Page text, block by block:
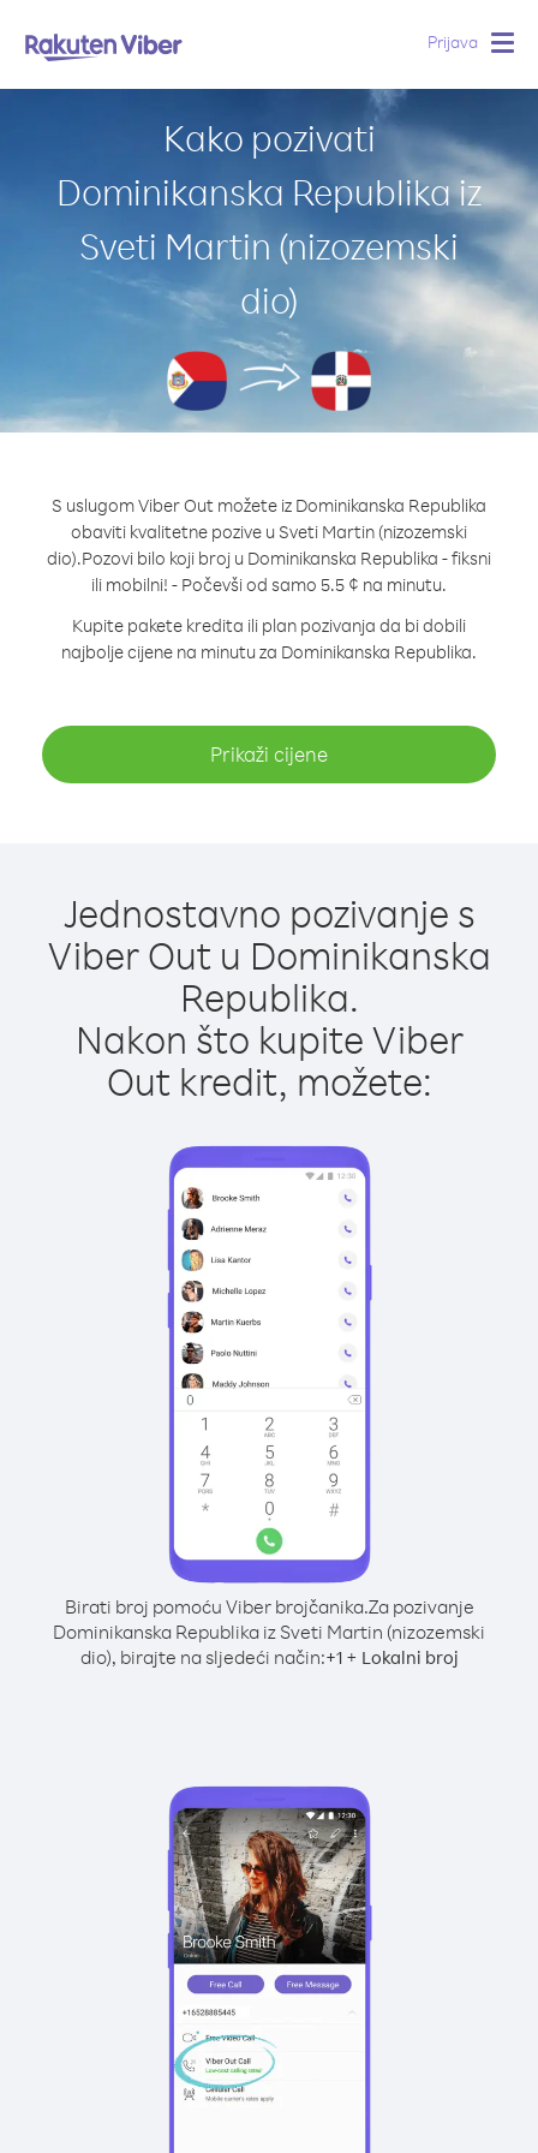
Prijava
Kako pozivati
Dominikanska Republika iz
Sveti Martin (nizozemski
dio)
S uslugom Viber Out možete iz Dominikanska Republika
obaviti kvalitetne pozive u Sveti Martin (nizozemski
dio).Pozovi bilo koji broj u Dominikanska Republika - fiksni
ili mobilni! - Počevši od samo 5.5 ¢ na minutu.
Kupite pakete kredita ili plan pozivanja da bi dobili
najbolje cijene na minutu za Dominikanska Republika.
Prikaži cijene
Jednostavno pozivanje s
Viber Out u Dominikanska
Republika.
Nakon što kupite Viber
Out kredit, možete:
Birati broj pomoću Viber brojčanika.Za pozivanje
Dominikanska Republika iz Sveti Martin (nizozemski
dio), birajte na sljedeći način:+1+ Lokalni broj